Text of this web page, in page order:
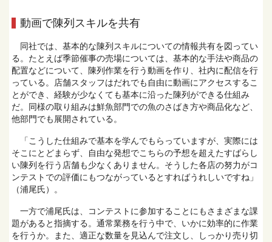
動画で陳列スキルを共有
同社では、基本的な陳列スキルについての情報共有を図ってい
る。たとえば季節催事の売場については、基本的な手法や商品の
配置などについて、陳列作業を行う動画を作り、社内に配信を行
っている。店舗スタッフはだれでも自由に動画にアクセスするこ
とができ、経験が少なくても基本に沿った陳列ができる仕組み
だ。同様の取り組みは鮮魚部門での魚のさばき方や商品化など、
他部門でも展開されている。
「こうした仕組みで基本を学んでもらっていますが、実際には
そこにとどまらず、自由な発想でこちらの予想を超えたすばらし
い陳列を行う店舗も少なくありません。そうした各店の努力がコ
ンテストでの評価にもつながっているとすればうれしいですね」
（浦尾氏）。
一方で浦尾氏は、コンテストに参加することにもさまざまな課
題があると指摘する。通常業務を行う中で、いかに効率的に作業
を行うか。また、適正な数量を見込んで注文し、しっかり売り切